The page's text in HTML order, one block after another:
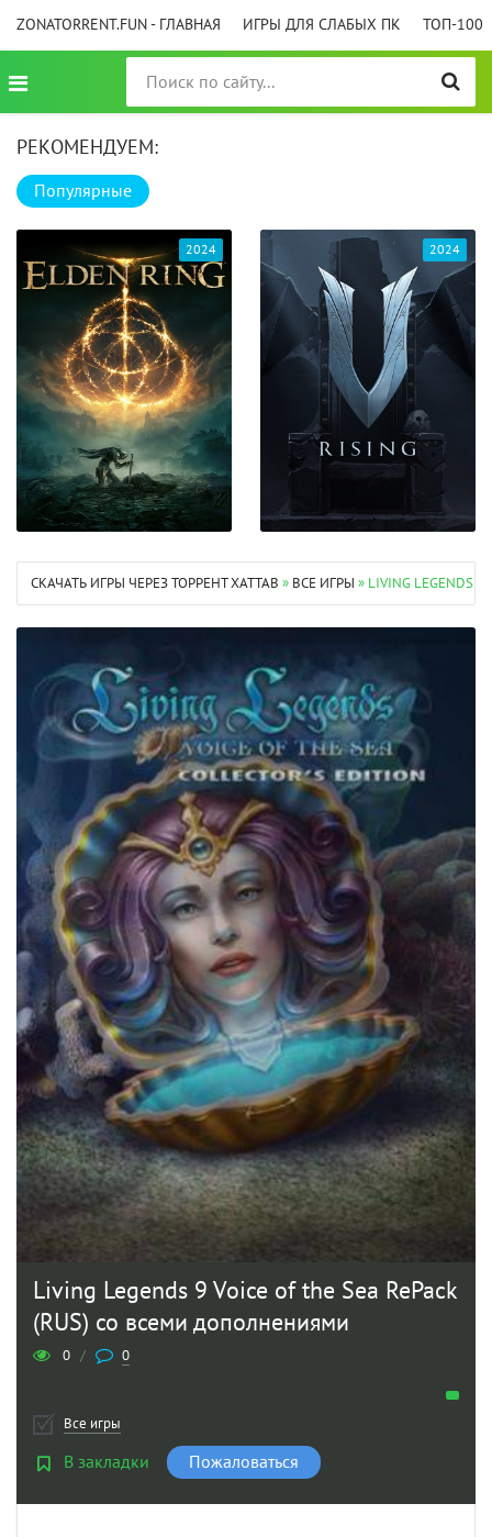
ZONATORRENT.FUN - ГЛАВНАЯ ИГРЫ ДЛЯ СЛАБЫХ ПК ТОП-100
РЕКОМЕНДУЕМ:
Популярные
2024 2024
СКАЧАТЬ ИГРЫ ЧЕРЕЗ ТОРРЕНТ XATTAB » ВСЕ ИГРЫ » LIVING LEGENDS
Living Legends 9 Voice of the Sea RePack
(RUS) со всеми дополнениями
0 / 0
Все игры
В закладки Пожаловаться